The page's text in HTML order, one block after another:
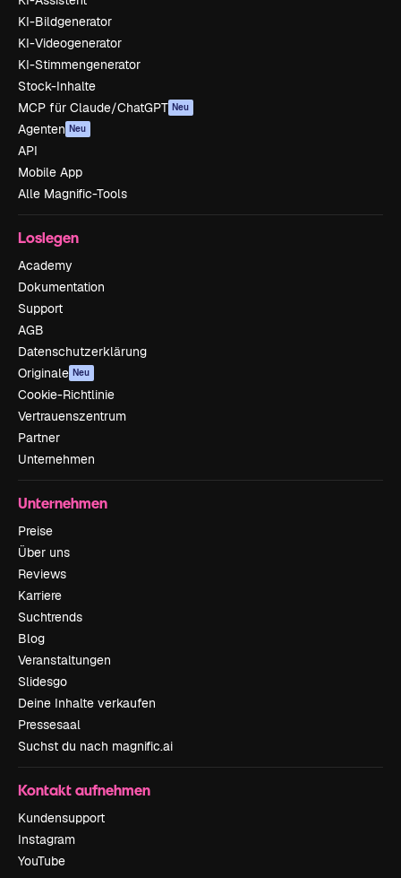
KI-Bildgenerator
KI-Videogenerator
KI-Stimmengenerator
Stock-Inhalte
MCP für Claude/ChatGPT Neu
Agenten Neu
API
Mobile App
Alle Magnific-Tools
Loslegen
Academy
Dokumentation
Support
AGB
Datenschutzerklärung
Originale Neu
Cookie-Richtlinie
Vertrauenszentrum
Partner
Unternehmen
Unternehmen
Preise
Über uns
Reviews
Karriere
Suchtrends
Blog
Veranstaltungen
Slidesgo
Deine Inhalte verkaufen
Pressesaal
Suchst du nach magnific.ai
Kontakt aufnehmen
Kundensupport
Instagram
YouTube